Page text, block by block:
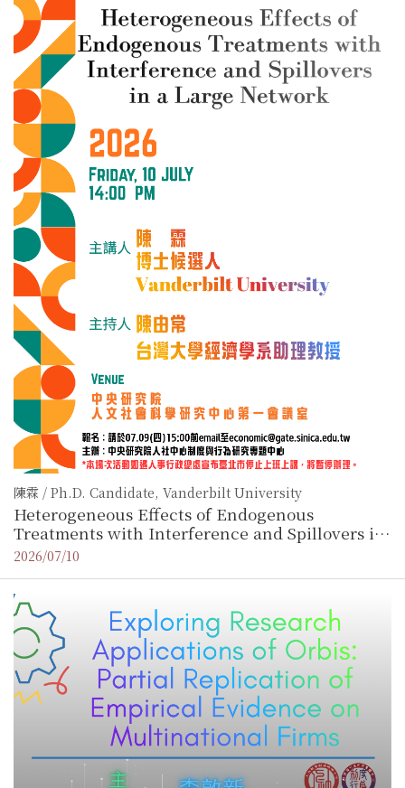
陳霖 / Ph.D. Candidate, Vanderbilt University
Heterogeneous Effects of Endogenous
Treatments with Interference and Spillovers in
a Large Network (本場次活動如遇人事行政總處宣
布臺北市停止上班上課，將暫停辦理)
2026/07/10